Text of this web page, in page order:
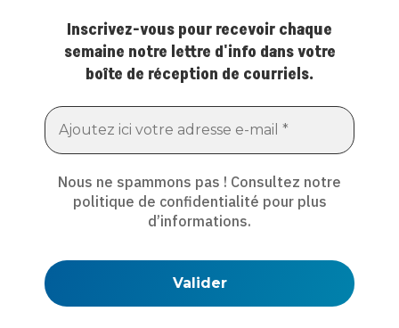
Inscrivez-vous pour recevoir chaque
semaine notre lettre d'info dans votre
boîte de réception de courriels.
Nous ne spammons pas ! Consultez notre
politique de confidentialité pour plus
d’informations.